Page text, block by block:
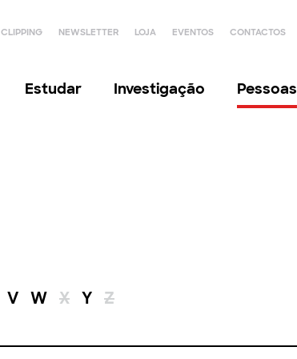
CLIPPING NEWSLETTER LOJA EVENTOS CONTACTOS
Estudar Investigação Pessoas
V W X Y Z